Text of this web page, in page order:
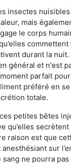
insectes
mais
le corps
durant la nuit.
général et n'est
parfait
préféré en
totale.
petites bêtes
qu’elles
raison est que
sur
ne pourra